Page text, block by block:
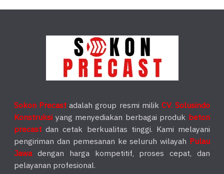
Sokon Precast adalah group resmi milik CV. Solusindo
Konstruksi yang menyediakan berbagai produk beton
precast dan cetak berkualitas tinggi. Kami melayani
pengiriman dan pemesanan ke seluruh wilayah Pulau
Jawadengan harga kompetitif, proses cepat, dan
pelayanan profesional.